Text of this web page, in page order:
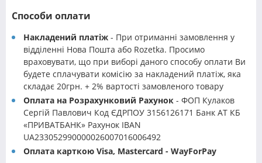
Способи оплати
Накладений платіж - При отриманні замовлення у
відділенні Нова Пошта або Rozetka. Просимо
враховувати, що при виборі даного способу оплати Ви
будете сплачувати комісію за накладений платіж, яка
складає 20грн. + 2% вартості замовленого товару
Оплата на Розрахунковий Рахунок - ФОП Кулаков
Сергій Павлович Код ЄДРПОУ 3156126171 Банк АТ КБ
«ПРИВАТБАНК» Рахунок IBAN
UA233052990000026007016006492
Оплата карткою Visa, Mastercard - WayForPay